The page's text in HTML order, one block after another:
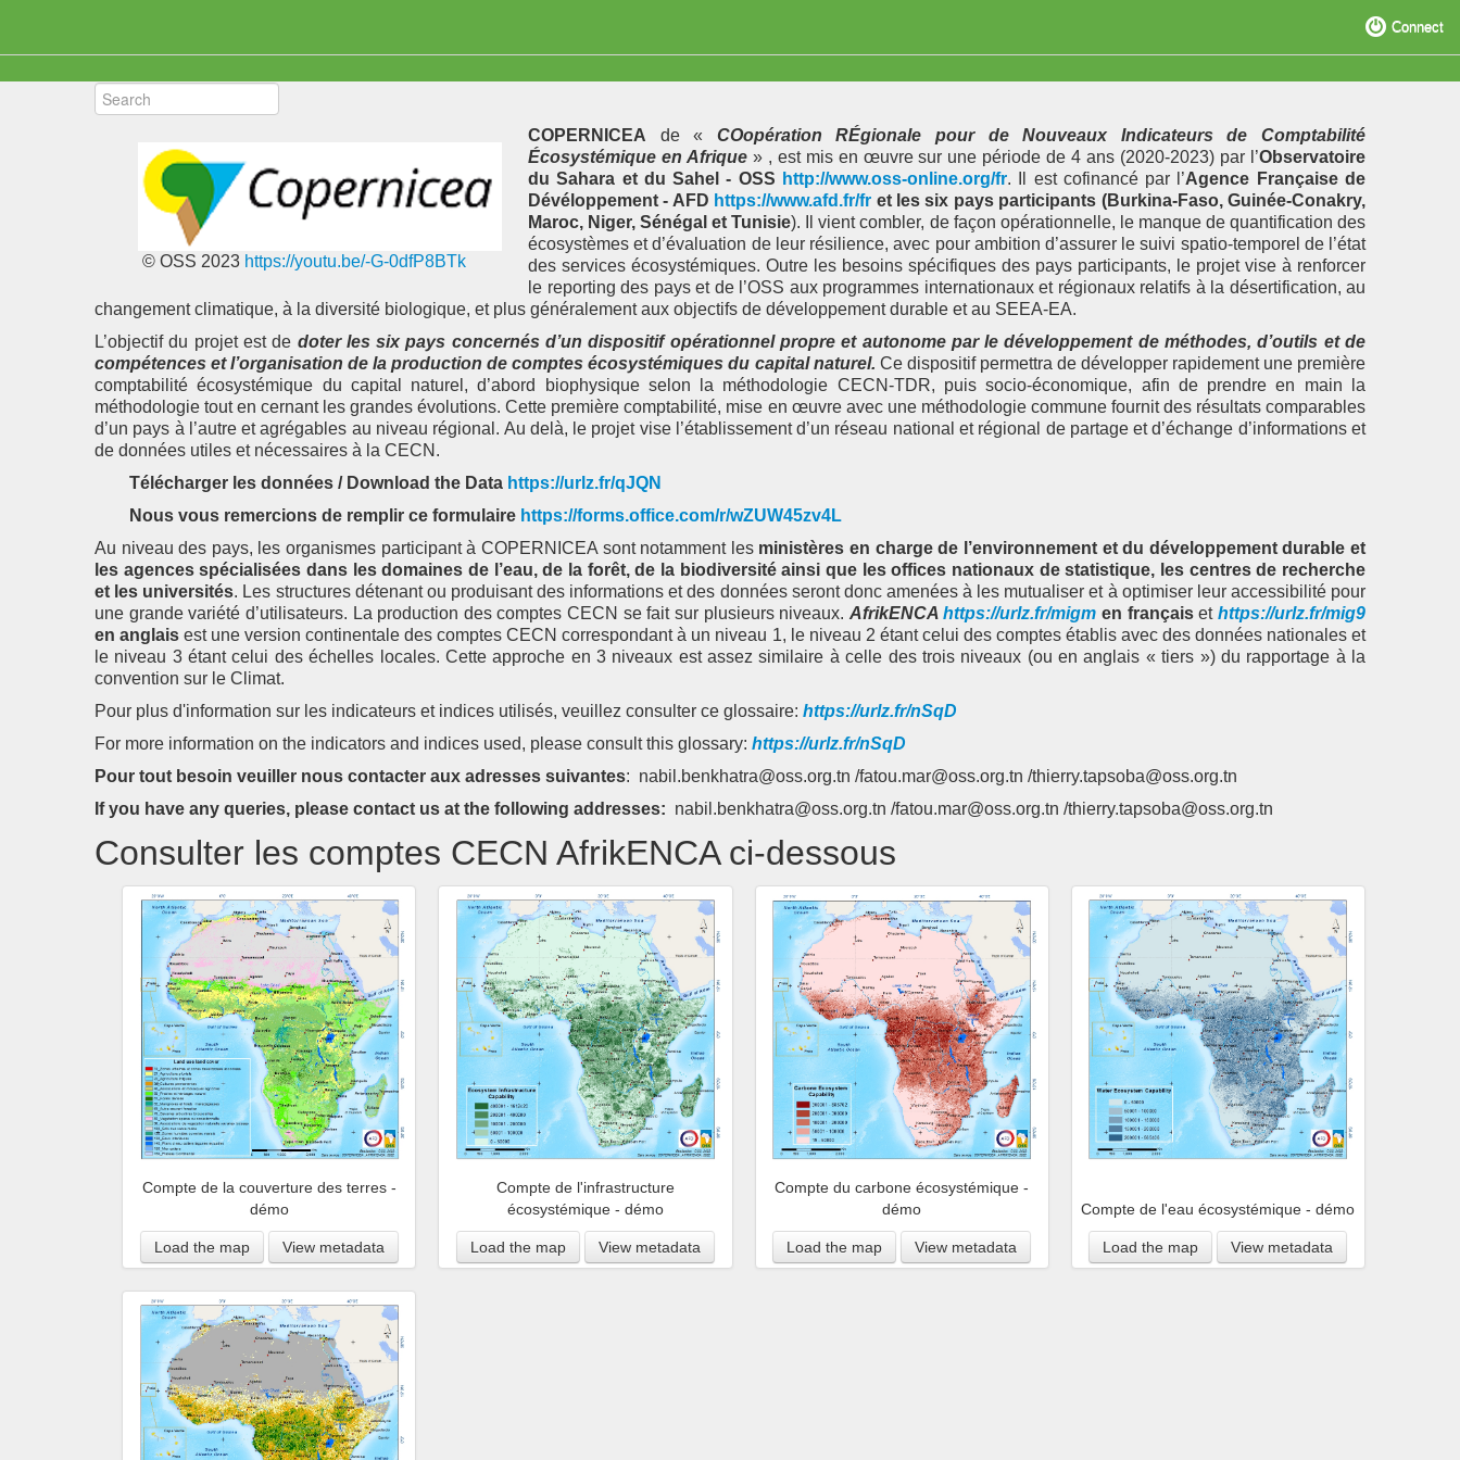
Connect
© OSS 2023 https://youtu.be/-G-0dfP8BTk
COPERNICEA de « COopération RÉgionale pour de Nouveaux Indicateurs de Comptabilité
Écosystémique en Afrique» , est mis en œuvre sur une période de 4 ans (2020-2023) par l’Observatoire
du Sahara et du Sahel - OSS http://www.oss-online.org/fr. Il est cofinancé par l’Agence Française de
Dévéloppement - AFD https://www.afd.fr/fr et les six pays participants (Burkina-Faso, Guinée-Conakry,
Maroc, Niger, Sénégal et Tunisie). Il vient combler, de façon opérationnelle, le manque de quantification des
écosystèmes et d’évaluation de leur résilience, avec pour ambition d’assurer le suivi spatio-temporel de l’état
des services écosystémiques. Outre les besoins spécifiques des pays participants, le projet vise à renforcer
le reporting des pays et de l’OSS aux programmes internationaux et régionaux relatifs à la désertification, au
changement climatique, à la diversité biologique, et plus généralement aux objectifs de développement durable et au SEEA-EA.
L’objectif du projet est de doter les six pays concernés d’un dispositif opérationnel propre et autonome par le développement de méthodes, d’outils et de
compétences et l’organisation de la production de comptes écosystémiques du capital naturel. Ce dispositif permettra de développer rapidement une première
comptabilité écosystémique du capital naturel, d’abord biophysique selon la méthodologie CECN-TDR, puis socio-économique, afin de prendre en main la
méthodologie tout en cernant les grandes évolutions. Cette première comptabilité, mise en œuvre avec une méthodologie commune fournit des résultats comparables
d’un pays à l’autre et agrégables au niveau régional. Au delà, le projet vise l’établissement d’un réseau national et régional de partage et d’échange d’informations et
de données utiles et nécessaires à la CECN.
Télécharger les données / Download the Data https://urlz.fr/qJQN
Nous vous remercions de remplir ce formulaire https://forms.office.com/r/wZUW45zv4L
Au niveau des pays, les organismes participant à COPERNICEA sont notamment les ministères en charge de l’environnement et du développement durable et
les agences spécialisées dans les domaines de l’eau, de la forêt, de la biodiversité ainsi que les offices nationaux de statistique, les centres de recherche
et les universités. Les structures détenant ou produisant des informations et des données seront donc amenées à les mutualiser et à optimiser leur accessibilité pour
une grande variété d’utilisateurs. La production des comptes CECN se fait sur plusieurs niveaux. AfrikENCAhttps://urlz.fr/migm en françaisethttps://urlz.fr/mig9
en anglais est une version continentale des comptes CECN correspondant à un niveau 1, le niveau 2 étant celui des comptes établis avec des données nationales et
le niveau 3 étant celui des échelles locales. Cette approche en 3 niveaux est assez similaire à celle des trois niveaux (ou en anglais « tiers ») du rapportage à la
convention sur le Climat.
Pour plus d'information sur les indicateurs et indices utilisés, veuillez consulter ce glossaire: https://urlz.fr/nSqD
For more information on the indicators and indices used, please consult this glossary: https://urlz.fr/nSqD
Pour tout besoin veuiller nous contacter aux adresses suivantes: nabil.benkhatra@oss.org.tn /fatou.mar@oss.org.tn /thierry.tapsoba@oss.org.tn
If you have any queries, please contact us at the following addresses: nabil.benkhatra@oss.org.tn /fatou.mar@oss.org.tn /thierry.tapsoba@oss.org.tn
Consulter les comptes CECN AfrikENCA ci-dessous
Compte de la couverture des terres -
démo
Load the map View metadata
Compte de l'infrastructure
écosystémique - démo
Load the map View metadata
Compte du carbone écosystémique -
démo
Load the map View metadata
Compte de l'eau écosystémique - démo
Load the map View metadata